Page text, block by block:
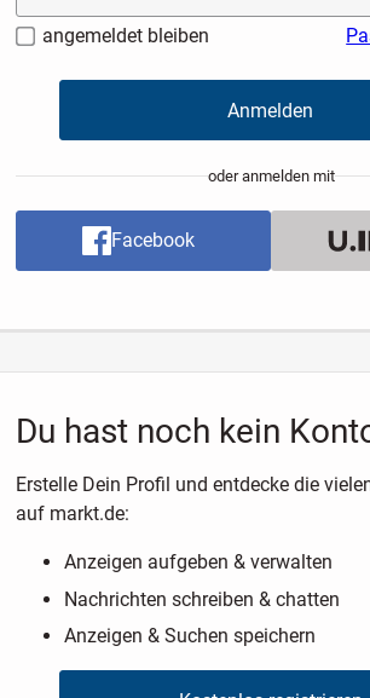
angemeldet bleiben
Anmelden
oder anmelden mit
Facebook
Du hast noch kein
Erstelle Dein Profil und entdecke die
auf markt.de:
Anzeigen aufgeben & verwalten
Nachrichten schreiben & chatten
Anzeigen & Suchen speichern